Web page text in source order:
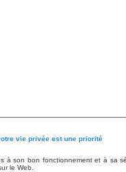
vie privée est une priorité
à son bon fonctionnement et à sa
le Web.